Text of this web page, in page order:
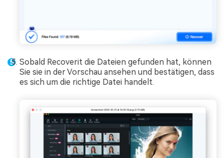
Sobald Recoverit die Dateien gefunden hat, können
Sie sie in der Vorschau ansehen und bestätigen, dass
es sich um die richtige Datei handelt.